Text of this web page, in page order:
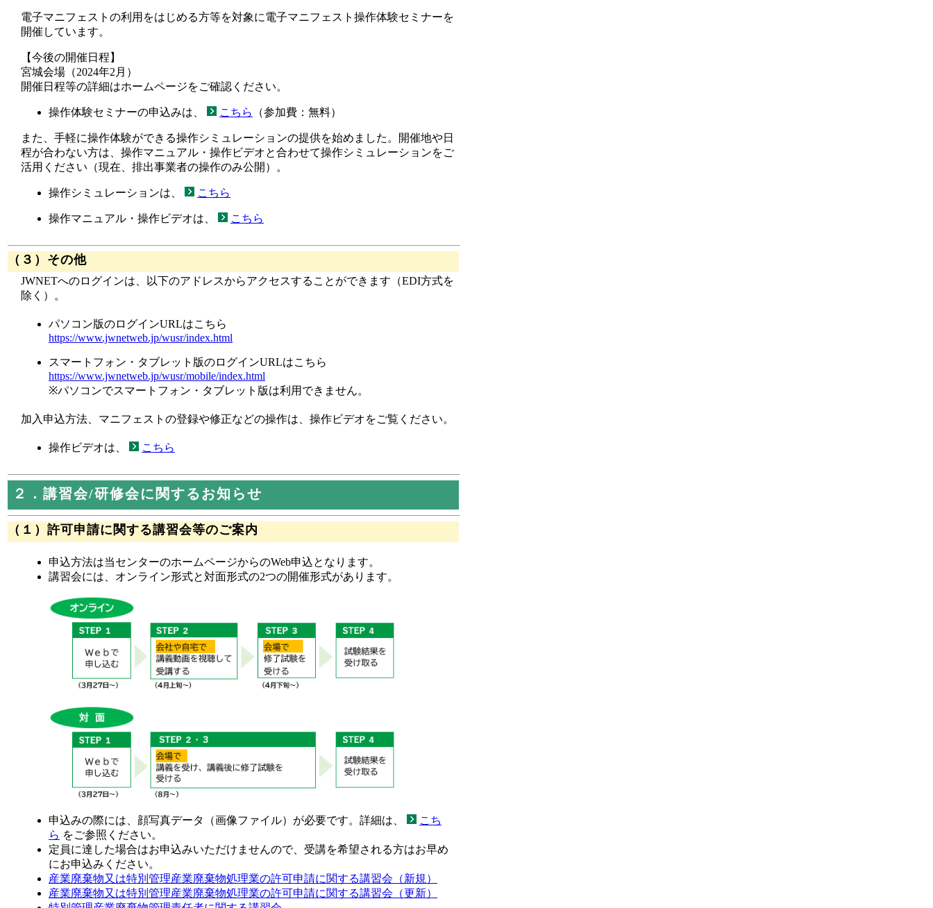
電子マニフェストの利用をはじめる方等を対象に電子マニフェスト操作体験セミナーを
開催しています。
【今後の開催日程】
宮城会場（2024年2月）
開催日程等の詳細はホームページをご確認ください。
操作体験セミナーの申込みは、 こちら （参加費：無料）
また、手軽に操作体験ができる操作シミュレーションの提供を始めました。開催地や日
程が合わない方は、操作マニュアル・操作ビデオと合わせて操作シミュレーションをご
活用ください（現在、排出事業者の操作のみ公開）。
操作シミュレーションは、 こちら
操作マニュアル・操作ビデオは、 こちら
（３）その他
JWNETへのログインは、以下のアドレスからアクセスすることができます（EDI方式を
除く）。
パソコン版のログインURLはこちら
https://www.jwnetweb.jp/wusr/index.html
スマートフォン・タブレット版のログインURLはこちら
https://www.jwnetweb.jp/wusr/mobile/index.html
※パソコンでスマートフォン・タブレット版は利用できません。
加入申込方法、マニフェストの登録や修正などの操作は、操作ビデオをご覧ください。
操作ビデオは、 こちら
２．講習会/研修会に関するお知らせ
（１）許可申請に関する講習会等のご案内
申込方法は当センターのホームページからのWeb申込となります。
講習会には、オンライン形式と対面形式の2つの開催形式があります。
申込みの際には、顔写真データ（画像ファイル）が必要です。詳細は、
こち
ら をご参照ください。
定員に達した場合はお申込みいただけませんので、受講を希望される方はお早め
にお申込みください。
産業廃棄物又は特別管理産業廃棄物処理業の許可申請に関する講習会（新規）
産業廃棄物又は特別管理産業廃棄物処理業の許可申請に関する講習会（更新）